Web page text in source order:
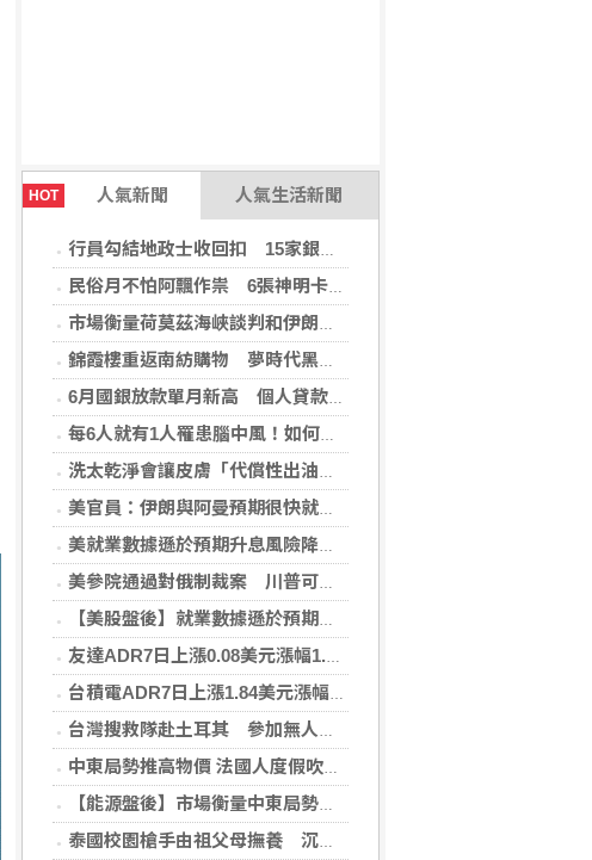
HOT 人氣新聞 人氣生活新聞
行員勾結地政士收回扣 15家銀行60多人涉案
民俗月不怕阿飄作祟 6張神明卡護佑平安
市場衡量荷莫茲海峽談判和伊朗局勢 油價走高
錦霞樓重返南紡購物 夢時代黑毛屋新開張
6月國銀放款單月新高 個人貸款暴增2575億
每6人就有1人罹患腦中風！如何預防中風？危險因子與治療新進展
洗太乾淨會讓皮膚「代償性出油」？2招擺脫外油內乾的穩膚對策
美官員：伊朗與阿曼預期很快就荷莫茲海峽達成協議
美就業數據遜於預期升息風險降低 美股收紅
美參院通過對俄制裁案 川普可課俄商品最高500%關稅
【美股盤後】就業數據遜於預期升息風險降 收紅
友達ADR7日上漲0.08美元漲幅1.06%折台股24.70元
台積電ADR7日上漲1.84美元漲幅0.44%折台股2712.45元
台灣搜救隊赴土耳其 參加無人機整合激流救援訓練
中東局勢推高物價 法國人度假吹起「平價風」
【能源盤後】市場衡量中東局勢 油價走高
泰國校園槍手由祖父母撫養 沉默少友案發前疑遭霸凌